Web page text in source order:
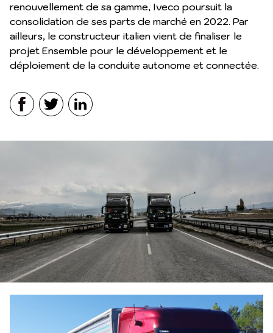
renouvellement de sa gamme, Iveco poursuit la
consolidation de ses parts de marché en 2022. Par
ailleurs, le constructeur italien vient de finaliser le
projet Ensemble pour le développement et le
déploiement de la conduite autonome et connectée.
FacebookTwitterLinkedIn